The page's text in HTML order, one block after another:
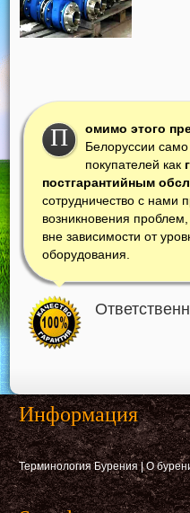
М
ы не только
ремонтируем. Но
как своих
«новеньких» обо всех
во всех интересующих
традицией
постоянным клиентом.
Информация
Терминология Бурения|О
Search